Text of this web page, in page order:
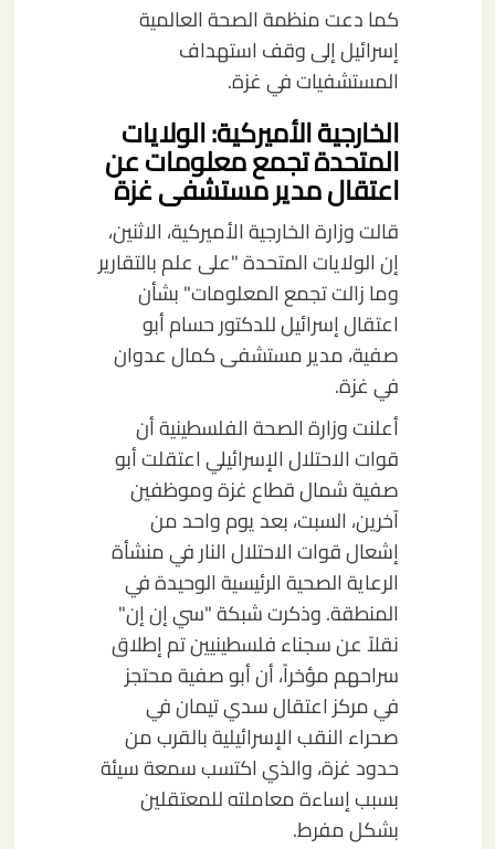
كما دعت منظمة الصحة العالمية
إسرائيل إلى وقف استهداف
المستشفيات في غزة.
الخارجية الأميركية: الولايات
المتحدة تجمع معلومات عن
اعتقال مدير مستشفى غزة
قالت وزارة الخارجية الأميركية، الاثنين،
إن الولايات المتحدة "على علم بالتقارير
وما زالت تجمع المعلومات" بشأن
اعتقال إسرائيل للدكتور حسام أبو
صفية، مدير مستشفى كمال عدوان
في غزة.
أعلنت وزارة الصحة الفلسطينية أن
قوات الاحتلال الإسرائيلي اعتقلت أبو
صفية شمال قطاع غزة وموظفين
آخرين، السبت، بعد يوم واحد من
إشعال قوات الاحتلال النار في منشأة
الرعاية الصحية الرئيسية الوحيدة في
المنطقة. وذكرت شبكة "سي إن إن"
نقلاً عن سجناء فلسطينيين تم إطلاق
سراحهم مؤخراً، أن أبو صفية محتجز
في مركز اعتقال سدي تيمان في
صحراء النقب الإسرائيلية بالقرب من
حدود غزة، والذي اكتسب سمعة سيئة
بسبب إساءة معاملته للمعتقلين
بشكل مفرط.